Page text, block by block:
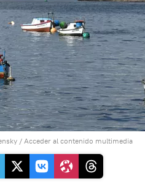
/ Acceder al contenido multimedia